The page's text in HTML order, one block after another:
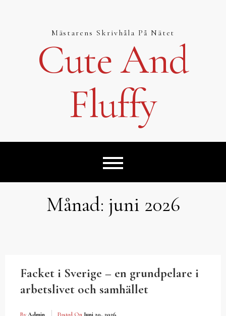
Mästarens Skrivhåla På Nätet
Cute And
Fluffy
Månad: juni 2026
Facket i Sverige – en grundpelare i
arbetslivet och samhället
By Admin Posted On Juni 20, 2026